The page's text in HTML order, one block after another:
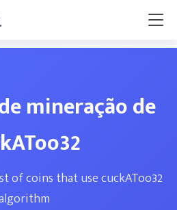
mineração de
of coins that use cuckAToo32